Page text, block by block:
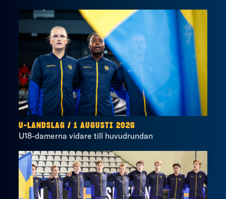
U-LANDSLAG / 1 AUGUSTI 2026
U18-damerna vidare till huvudrundan